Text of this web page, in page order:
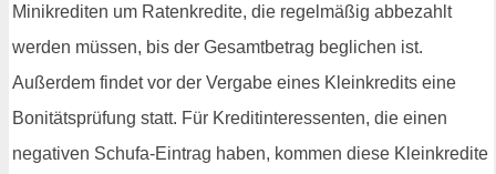
Minikrediten um Ratenkredite, die regelmäßig abbezahlt
werden müssen, bis der Gesamtbetrag beglichen ist.
Außerdem findet vor der Vergabe eines Kleinkredits eine
Bonitätsprüfung statt. Für Kreditinteressenten, die einen
negativen Schufa-Eintrag haben, kommen diese Kleinkredite